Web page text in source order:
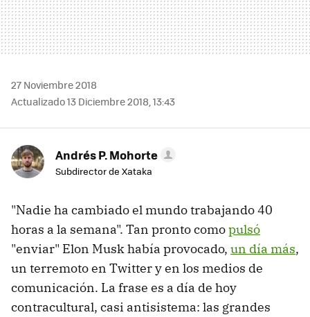
27 Noviembre 2018
Actualizado 13 Diciembre 2018, 13:43
Andrés P. Mohorte
Subdirector de Xataka
"Nadie ha cambiado el mundo trabajando 40
horas a la semana". Tan pronto comopulsó
"enviar" Elon Musk había provocado, un día más,
un terremoto en Twitter y en los medios de
comunicación. La frase es a día de hoy
contracultural, casi antisistema: las grandes